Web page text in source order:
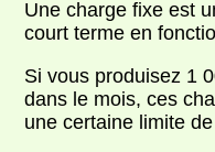
Une charge fixe est
court terme en
Si vous produisez 1
dans le mois, ces
une certaine limite